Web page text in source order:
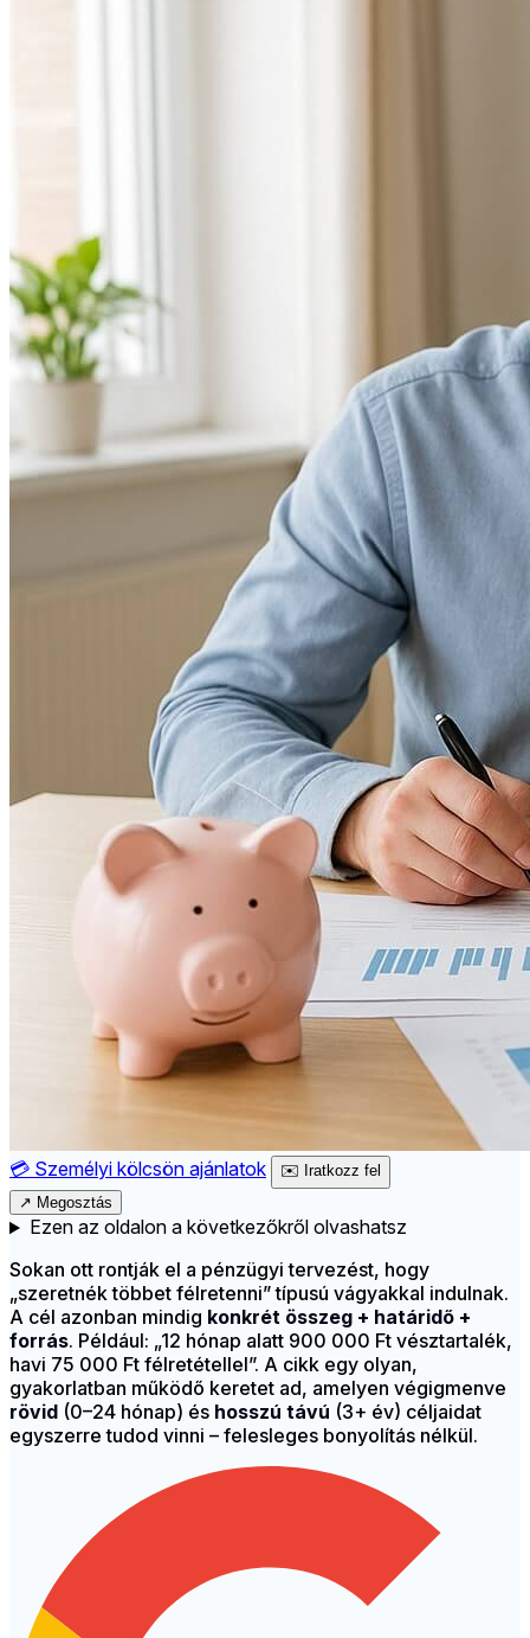
💳 Személyi kölcsön ajánlatok ✉️ Iratkozz fel
↗ Megosztás
Ezen az oldalon a következőkről olvashatsz
Sokan ott rontják el a pénzügyi tervezést, hogy
„szeretnék többet félretenni” típusú vágyakkal indulnak.
A cél azonban mindig konkrét összeg + határidő +
forrás. Például: „12 hónap alatt 900 000 Ft vésztartalék,
havi 75 000 Ft félretétellel”. A cikk egy olyan,
gyakorlatban működő keretet ad, amelyen végigmenve
rövid (0–24 hónap) és hosszú távú (3+ év) céljaidat
egyszerre tudod vinni – felesleges bonyolítás nélkül.